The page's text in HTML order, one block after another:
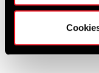
ENVOYER